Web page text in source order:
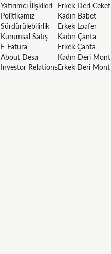
Yatırımcı İlişkileri
Politikamız
Sürdürülebilirlik
Kurumsal Satış
E-Fatura
About Desa
Investor Relations
Erkek Deri Ceket
Kadın Babet
Erkek Loafer
Kadın Çanta
Erkek Çanta
Kadın Deri Mont
Erkek Deri Mont